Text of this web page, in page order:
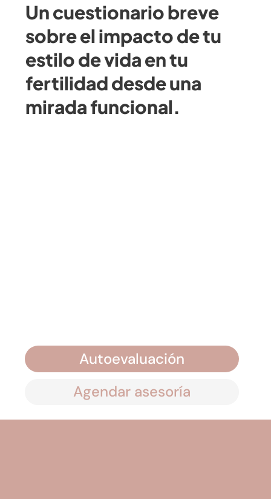
Un cuestionario breve
sobre el impacto de tu
estilo de vida en tu
fertilidad desde una
mirada funcional.
Autoevaluación
Agendar asesoría